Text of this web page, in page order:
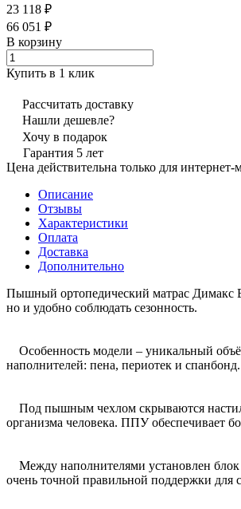
23 118 ₽
66 051 ₽
В корзину
Купить в 1 клик
Рассчитать доставку
Нашли дешевле?
Хочу в подарок
Гарантия 5 лет
Цена действительна только для
Описание
Отзывы
Характеристики
Оплата
Доставка
Дополнительно
Пышный ортопедический матрас Димакс
но и удобно соблюдать сезонность.
Особенность модели – уникальный
наполнителей: пена, периотек и
Под пышным чехлом скрываются
организма человека. ППУ обеспечивает
Между наполнителями установлен блок
очень точной правильной поддержки для